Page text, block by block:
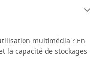
multimédia ? En
la capacité de stockages